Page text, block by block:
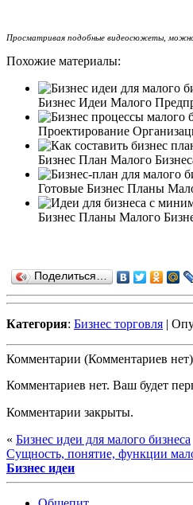
Просматривая подобные видеосюжеты, можно
Похожие материалы:
Бизнес Идеи Малого
Проектирование
Бизнес План Малого
Готовые Бизнес Планы
Бизнес Планы Малого
Поделиться…
Категория: Бизнес торговля |
Комментарии (Комментариев нет)
Комментариев нет. Ваш будет
Комментарии закрыты.
« Бизнес идеи для малого бизнеса
Сущность, понятие, функции
Бизнес идеи